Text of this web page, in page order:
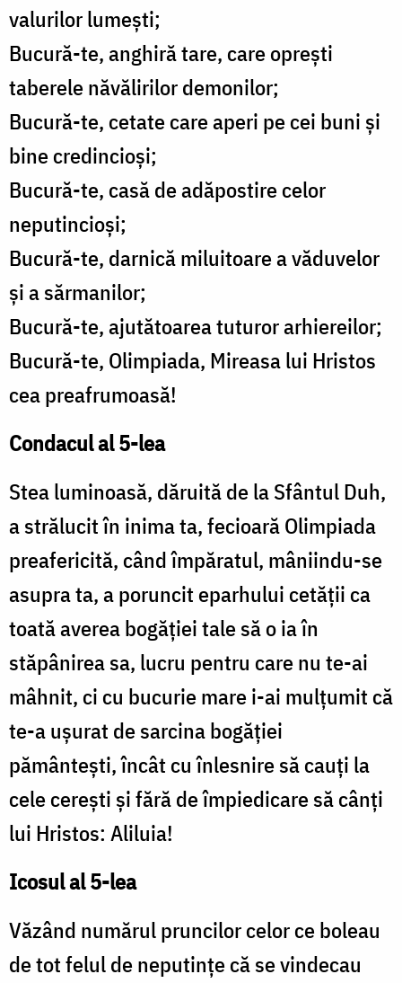
valurilor lumeşti;
Bucură-te, anghiră tare, care opreşti
taberele năvălirilor demonilor;
Bucură-te, cetate care aperi pe cei buni şi
bine credincioşi;
Bucură-te, casă de adăpostire celor
neputincioşi;
Bucură-te, darnică miluitoare a văduvelor
şi a sărmanilor;
Bucură-te, ajutătoarea tuturor arhiereilor;
Bucură-te, Olimpiada, Mireasa lui Hristos
cea preafrumoasă!
Condacul al 5-lea
Stea luminoasă, dăruită de la Sfântul Duh,
a strălucit în inima ta, fecioară Olimpiada
preafericită, când împăratul, mâniindu-se
asupra ta, a poruncit eparhului cetăţii ca
toată averea bogăţiei tale să o ia în
stăpânirea sa, lucru pentru care nu te-ai
mâhnit, ci cu bucurie mare i-ai mulţumit că
te-a uşurat de sarcina bogăţiei
pământeşti, încât cu înlesnire să cauţi la
cele cereşti şi fără de împiedicare să cânţi
lui Hristos: Aliluia!
Icosul al 5-lea
Văzând numărul pruncilor celor ce boleau
de tot felul de neputinţe că se vindecau